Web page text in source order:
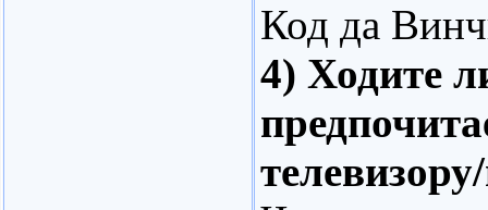
Код да
4) Ходите